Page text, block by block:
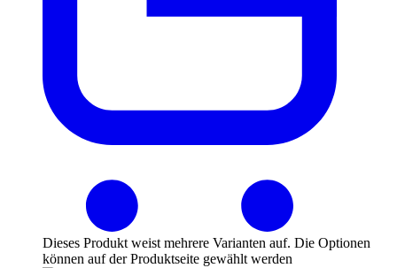
Dieses Produkt weist mehrere Varianten auf. Die Optionen
können auf der Produktseite gewählt werden